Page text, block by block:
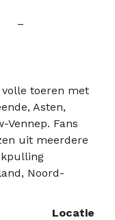
–
toeren met
Asten,
Fans
uit meerdere
Noord-
Locatie